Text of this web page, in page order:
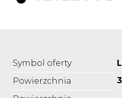
Symbol oferty
Powierzchnia